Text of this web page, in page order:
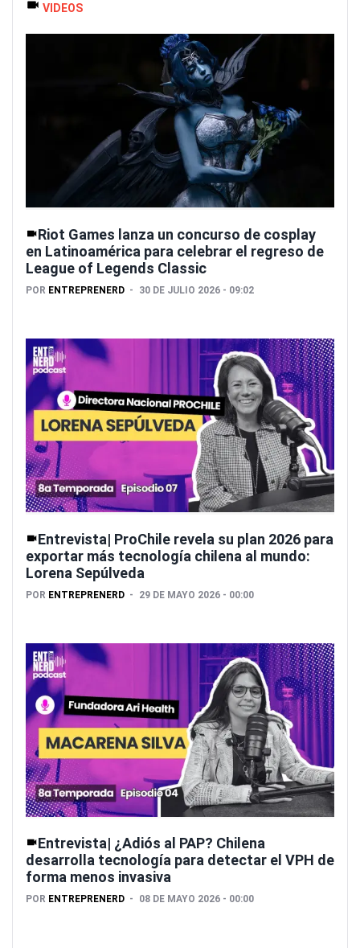
VIDEOS
Riot Games lanza un concurso de cosplay
en Latinoamérica para celebrar el regreso de
League of Legends Classic
POR ENTREPRENERD 30 DE JULIO 2026 - 09:02
Entrevista| ProChile revela su plan 2026 para
exportar más tecnología chilena al mundo:
Lorena Sepúlveda
POR ENTREPRENERD 29 DE MAYO 2026 - 00:00
Entrevista| ¿Adiós al PAP? Chilena
desarrolla tecnología para detectar el VPH de
forma menos invasiva
POR ENTREPRENERD 08 DE MAYO 2026 - 00:00